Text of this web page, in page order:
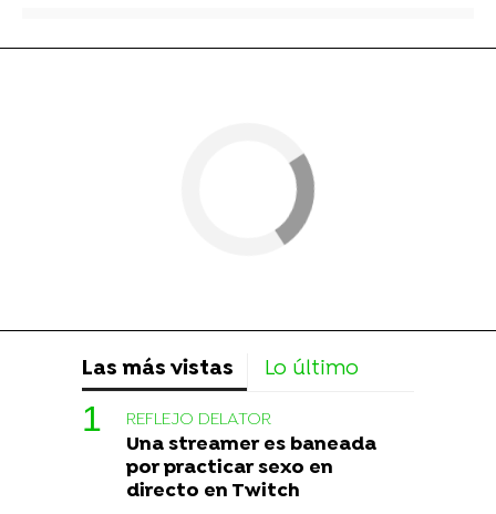
Las más vistas Lo último
REFLEJO DELATOR
Una streamer es baneada
por practicar sexo en
directo en Twitch